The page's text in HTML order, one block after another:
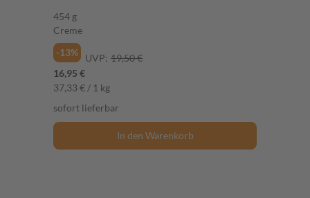
454 g
Creme
-13%
UVP: 19,50 €
16,95 €
37,33 € / 1 kg
sofort lieferbar
In den Warenkorb